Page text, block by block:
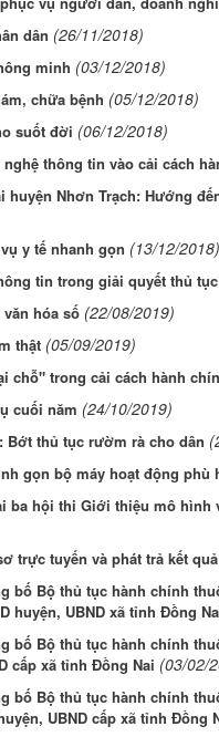
dân (26/11/2018)
minh (03/12/2018)
chữa bệnh (05/12/2018)
suốt đời (06/12/2018)
thông tin vào cải cách
huyện Nhơn Trạch: Hướng
y tế nhanh gọn (13/12/2018)
tin trong giải quyết thủ
hóa số (22/08/2019)
thật (05/09/2019)
chỗ" trong cải cách hành
cuối năm (24/10/2019)
Bớt thủ tục rườm rà cho dân
gọn bộ máy hoạt động phù
ba hội thi Giới thiệu mô hình
trực tuyến và phát trả kết
bố Bộ thủ tục hành chính
huyện, UBND xã tỉnh Đồng
bố Bộ thủ tục hành chính
cấp xã tỉnh Đồng Nai (03/02/
bố Bộ thủ tục hành chính
UBND cấp xã tỉnh Đồng